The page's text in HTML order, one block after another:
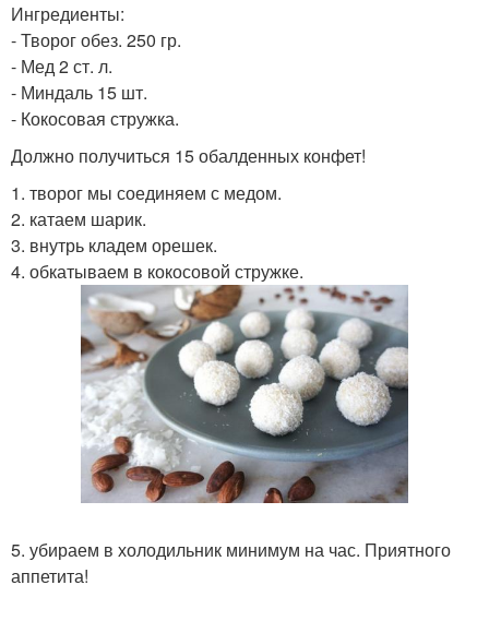
Ингредиенты:
- Творог обез. 250 гр.
- Мед 2 ст. л.
- Миндаль 15 шт.
- Кокосовая стружка.
Должно получиться 15 обалденных конфет!
1. творог мы соединяем с медом.
2. катаем шарик.
3. внутрь кладем орешек.
4. обкатываем в кокосовой стружке.
5. убираем в холодильник минимум на час. Приятного
аппетита!